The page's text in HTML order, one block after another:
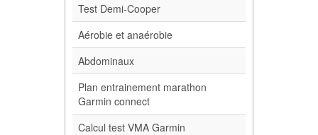
Test Demi-Cooper
Aérobie et anaérobie
Abdominaux
Plan entrainement marathon
Garmin connect
Calcul test VMA Garmin